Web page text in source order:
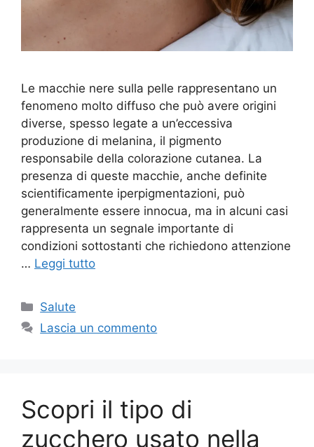
Le macchie nere sulla pelle rappresentano un
fenomeno molto diffuso che può avere origini
diverse, spesso legate a un’eccessiva
produzione di melanina, il pigmento
responsabile della colorazione cutanea. La
presenza di queste macchie, anche definite
scientificamente iperpigmentazioni, può
generalmente essere innocua, ma in alcuni casi
rappresenta un segnale importante di
condizioni sottostanti che richiedono attenzione
… Leggi tutto
Categorie
Salute
Lascia un commento
Scopri il tipo di
zucchero usato nella